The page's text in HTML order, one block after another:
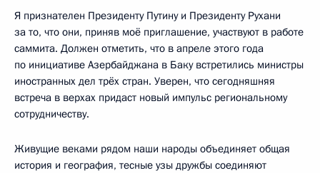
Я признателен Президенту Путину и Президенту Рухани
за то, что они, приняв моё приглашение, участвуют в работе
саммита. Должен отметить, что в апреле этого года
по инициативе Азербайджана в Баку встретились министры
иностранных дел трёх стран. Уверен, что сегодняшняя
встреча в верхах придаст новый импульс региональному
сотрудничеству.
Живущие веками рядом наши народы объединяет общая
история и география, тесные узы дружбы соединяют